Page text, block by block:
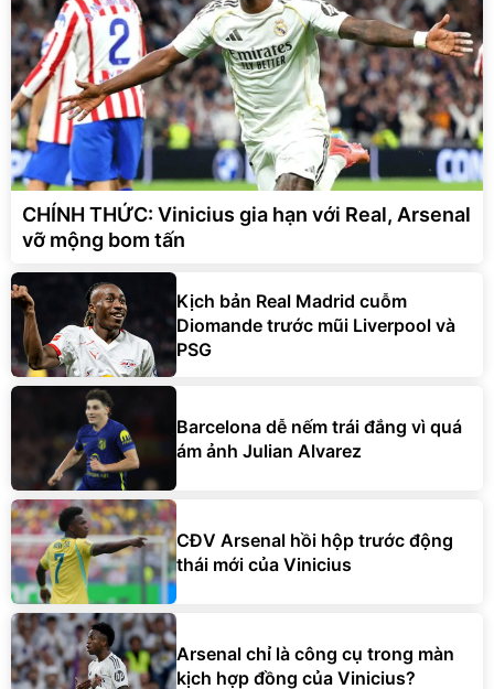
CHÍNH THỨC: Vinicius gia hạn với Real, Arsenal
vỡ mộng bom tấn
Kịch bản Real Madrid cuỗm
Diomande trước mũi Liverpool và
PSG
Barcelona dễ nếm trái đắng vì quá
ám ảnh Julian Alvarez
CĐV Arsenal hồi hộp trước động
thái mới của Vinicius
Arsenal chỉ là công cụ trong màn
kịch hợp đồng của Vinicius?